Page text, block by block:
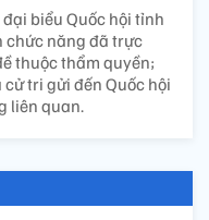
biểu Quốc hội tỉnh
chức năng đã trực
thuộc thẩm quyền;
tri gửi đến Quốc hội
liên quan.